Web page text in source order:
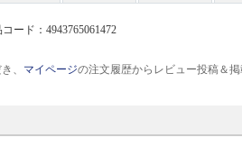
コード：4943765061472
、 マイページの注文履歴からレビュー投稿＆掲